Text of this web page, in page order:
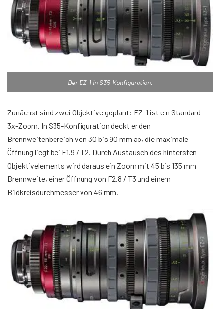
Der EZ-1 in S35-Konfiguration.
Zunächst sind zwei Objektive geplant: EZ-1 ist ein Standard-
3x-Zoom. In S35-Konfiguration deckt er den
Brennweitenbereich von 30 bis 90 mm ab, die maximale
Öffnung liegt bei F1.9 / T2. Durch Austausch des hintersten
Objektivelements wird daraus ein Zoom mit 45 bis 135 mm
Brennweite, einer Öffnung von F2.8 / T3 und einem
Bildkreisdurchmesser von 46 mm.